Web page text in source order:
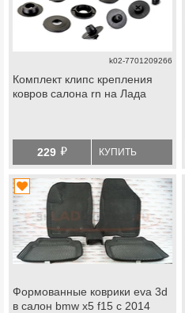
k02-7701209266
Комплект клипс крепления
ковров салона rn на Лада
229 й КУПИТЬ
Формованные коврики eva 3d
в салон bmw x5 f15 с 2014